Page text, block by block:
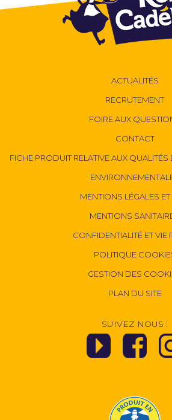
ACTUALITÉS
RECRUTEMENT
FOIRE AUX
CONTACT
FICHE PRODUIT RELATIVE AUX QUALITÉS
MENTIONS LÉGALES
MENTIONS
CONFIDENTIALITÉ ET VIE
POLITIQUE
GESTION DES
PLAN DU SITE
SUIVEZ NOUS :